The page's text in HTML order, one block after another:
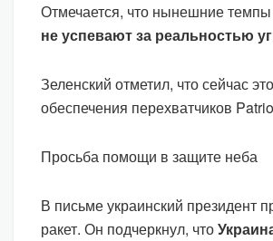
Отмечается, что нынешние
не успевают за реальностью
Зеленский отметил, что сейчас
обеспечения перехватчиков
Просьба помощи в защите неба
В письме украинский президент
ракет. Он подчеркнул, что